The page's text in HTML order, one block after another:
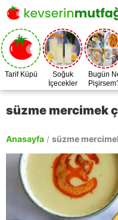
Tarif Küpü
Soğuk
İçecekler
Bugün
süzme mercimek
Anasayfa / süzme